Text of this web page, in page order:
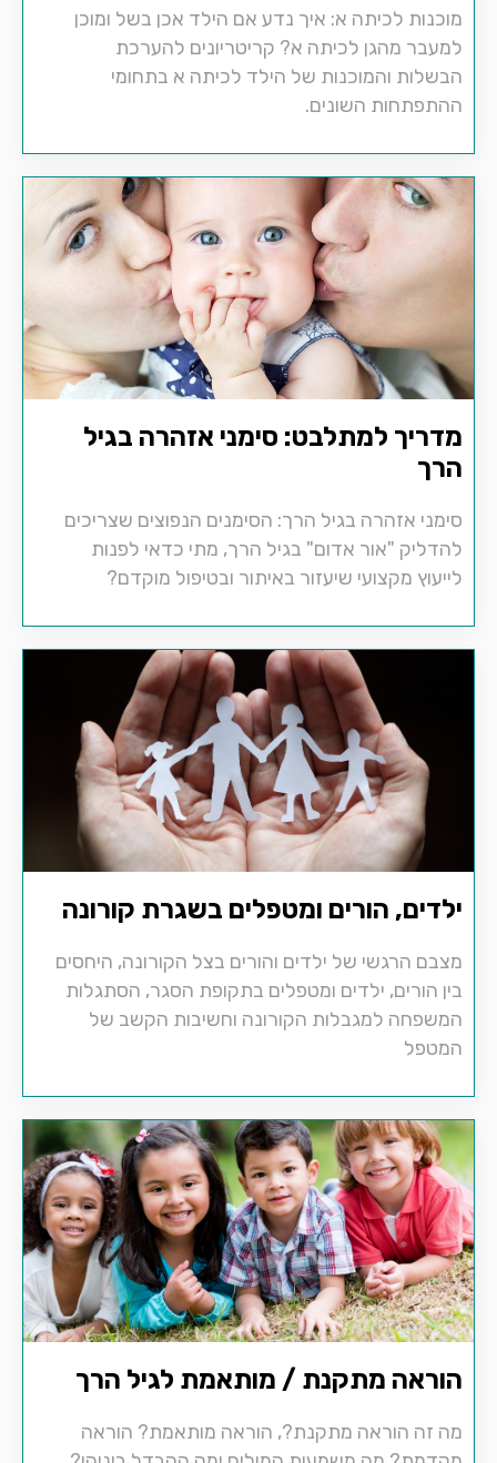
מוכנות לכיתה א: איך נדע אם הילד אכן בשל ומוכן
למעבר מהגן לכיתה א? קריטריונים להערכת
הבשלות והמוכנות של הילד לכיתה א בתחומי
ההתפתחות השונים.
מדריך למתלבט: סימני אזהרה בגיל
הרך
סימני אזהרה בגיל הרך: הסימנים הנפוצים שצריכים
להדליק "אור אדום" בגיל הרך, מתי כדאי לפנות
לייעוץ מקצועי שיעזור באיתור ובטיפול מוקדם?
ילדים, הורים ומטפלים בשגרת קורונה
מצבם הרגשי של ילדים והורים בצל הקורונה, היחסים
בין הורים, ילדים ומטפלים בתקופת הסגר, הסתגלות
המשפחה למגבלות הקורונה וחשיבות הקשב של
המטפל
הוראה מתקנת / מותאמת לגיל הרך
מה זה הוראה מתקנת?, הוראה מותאמת? הוראה